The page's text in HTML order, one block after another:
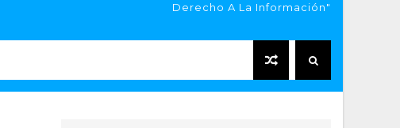
Derecho A La Información"